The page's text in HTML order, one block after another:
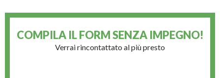
COMPILA IL FORMSENZA IMPEGNO!
Verrai rincontattato al più presto